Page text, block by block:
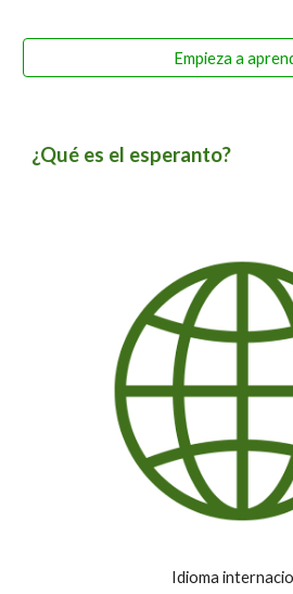
Empieza a
¿Qué es el esperanto?
Idioma